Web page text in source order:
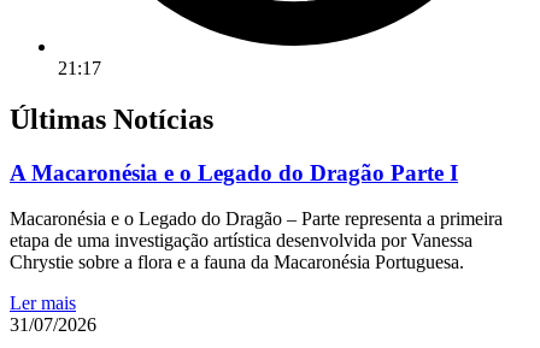
21:17
Últimas Notícias
A Macaronésia e o Legado do Dragão Parte I
Macaronésia e o Legado do Dragão – Parte representa a primeira
etapa de uma investigação artística desenvolvida por Vanessa
Chrystie sobre a flora e a fauna da Macaronésia Portuguesa.
Ler mais
31/07/2026